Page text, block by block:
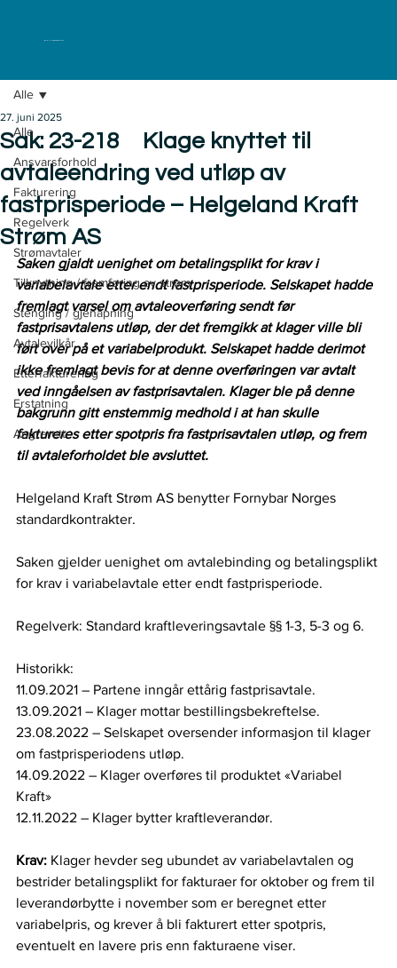
ELKLAGENEMNDA
Alle
Ansvarsforhold
Fakturering
Regelverk
Strømavtaler
Tilknytning / fremføring av strøm
Stenging / gjenåpning
Avtalevilkår
Etterfakturering
Erstatning
Angrerett
Alle
Sak: 23-218 Klage knyttet til
avtaleendring ved utløp av
fastprisperiode – Helgeland Kraft
Strøm AS
27. juni 2025
Saken gjaldt uenighet om betalingsplikt for krav i
variabelavtale etter endt fastprisperiode. Selskapet hadde
fremlagt varsel om avtaleoverføring sendt før
fastprisavtalens utløp, der det fremgikk at klager ville bli
ført over på et variabelprodukt. Selskapet hadde derimot
ikke fremlagt bevis for at denne overføringen var avtalt
ved inngåelsen av fastprisavtalen. Klager ble på denne
bakgrunn gitt enstemmig medhold i at han skulle
faktureres etter spotpris fra fastprisavtalen utløp, og frem
til avtaleforholdet ble avsluttet.
Helgeland Kraft Strøm AS benytter Fornybar Norges
standardkontrakter.
Saken gjelder uenighet om avtalebinding og betalingsplikt
for krav i variabelavtale etter endt fastprisperiode.
Regelverk: Standard kraftleveringsavtale §§ 1-3, 5-3 og 6.
Historikk:
11.09.2021 – Partene inngår ettårig fastprisavtale.
13.09.2021 – Klager mottar bestillingsbekreftelse.
23.08.2022 – Selskapet oversender informasjon til klager
om fastprisperiodens utløp.
14.09.2022 – Klager overføres til produktet «Variabel
Kraft»
12.11.2022 – Klager bytter kraftleverandør.
Krav: Klager hevder seg ubundet av variabelavtalen og
bestrider betalingsplikt for fakturaer for oktober og frem til
leverandørbytte i november som er beregnet etter
variabelpris, og krever å bli fakturert etter spotpris,
eventuelt en lavere pris enn fakturaene viser.